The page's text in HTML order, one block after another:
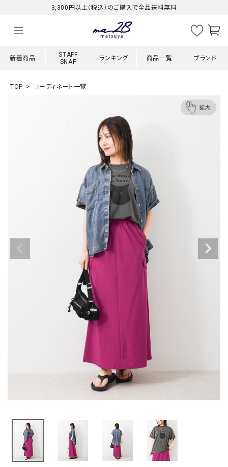
3,300円以上（税込）のご購入で全品送料無料
新着商品
STAFF
SNAP
ランキング 商品一覧 ブランド
TOP コーディネート一覧